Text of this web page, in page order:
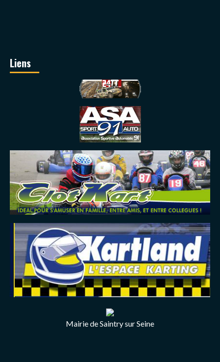
Liens
Mairie de Saintry sur Seine